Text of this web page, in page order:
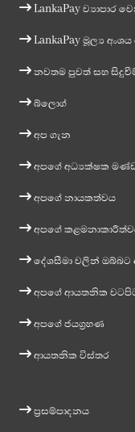
LankaPay ව්‍යාපාර
LankaPay මූල්‍ය
නවතම පුවත් සහ
බ්ලොග්
අප ගැන
අපගේ අධ්‍යක්ෂක
අපගේ නායකත්වය
අපගේ
දේශසීමා වලින්
අපගේ ආයතනික
අපගේ ජයග්‍රහණ
ආයතනික විස්තර
ප්‍රසම්පාදනය